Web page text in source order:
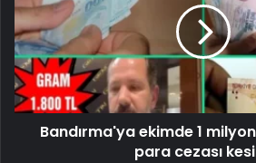
Bandırma'ya ekimde 1
para cezası